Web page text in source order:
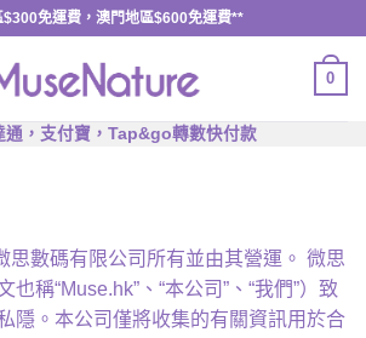
$300免運費，澳門地區$600免運費**
0
通，支付寶，Tap&go轉數快付款
思數碼有限公司所有並由其營運。 微思
稱“Muse.hk”、“本公司”、“我們”）致
隱。本公司僅將收集的有關資訊用於合